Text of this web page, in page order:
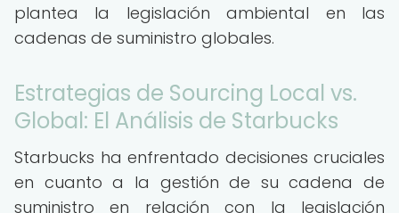
plantea la legislación ambiental en las
cadenas de suministro globales.
Estrategias de Sourcing Local vs.
Global: El Análisis de Starbucks
Starbucks ha enfrentado decisiones cruciales
en cuanto a la gestión de su cadena de
suministro en relación con la legislación